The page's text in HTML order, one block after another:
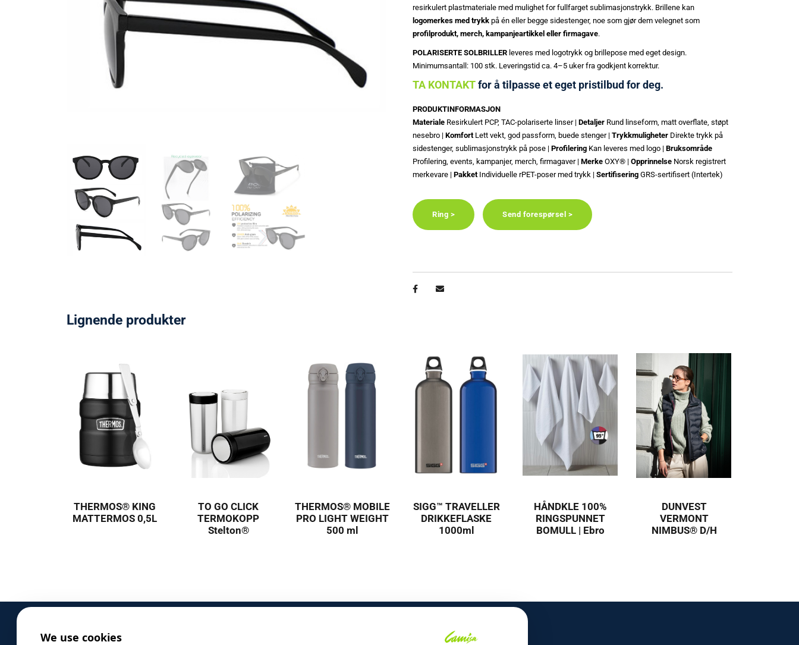
resirkulert plastmateriale med mulighet for fullfarget sublimasjonstrykk. Brillene kan
logomerkes med trykk på én eller begge sidestenger, noe som gjør dem velegnet som
profilprodukt, merch, kampanjeartikkel eller firmagave.
POLARISERTE SOLBRILLER leveres med logotrykk og brillepose med eget design.
Minimumsantall: 100 stk. Leveringstid ca. 4–5 uker fra godkjent korrektur.
TA KONTAKTfor å tilpasse et eget pristilbud for deg.
PRODUKTINFORMASJON
Materiale Resirkulert PCP, TAC-polariserte linser |Detaljer Rund linseform, matt overflate, støpt
nesebro |KomfortLett vekt, god passform, buede stenger |Trykkmuligheter Direkte trykk på
sidestenger, sublimasjonstrykk på pose |Profilering Kan leveres med logo |Bruksområde
Profilering, events, kampanjer, merch, firmagaver |Merke OXY® |Opprinnelse Norsk registrert
merkevare |PakketIndividuelle rPET-poser med trykk |Sertifisering GRS-sertifisert (Intertek)
Ring > Send forespørsel >
Lignende produkter
THERMOS® KING
MATTERMOS 0,5L
TO GO CLICK
TERMOKOPP
Stelton®
THERMOS® MOBILE
PRO LIGHT WEIGHT
500 ml
SIGG™ TRAVELLER
DRIKKEFLASKE
1000ml
HÅNDKLE 100%
RINGSPUNNET
BOMULL | Ebro
DUNVEST
VERMONT
NIMBUS® D/H
We use cookies